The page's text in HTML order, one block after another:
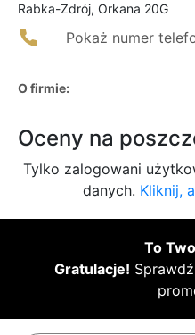
Rabka-Zdrój, Orkana 20G
Pokaż numer
O firmie:
Oceny na
Tylko zalogowani
danych. Kliknij,
To
Gratulacje!